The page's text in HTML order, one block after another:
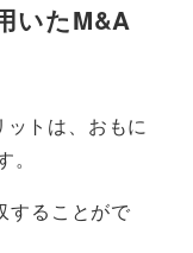
いたM&A
トは、おもに
することがで